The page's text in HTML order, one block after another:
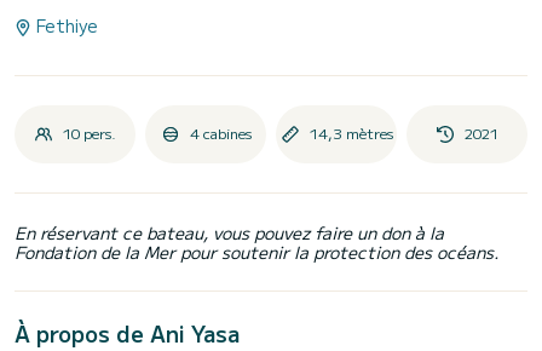
Fethiye
10 pers. 4 cabines 14,3 mètres 2021
En réservant ce bateau, vous pouvez faire un don à la
Fondation de la Mer pour soutenir la protection des océans.
À propos de Ani Yasa